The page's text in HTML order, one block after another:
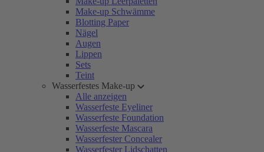
Make-up Schwämme
Blotting Paper
Nägel
Augen
Lippen
Sets
Teint
Wasserfestes Make-up
Alle anzeigen
Wasserfeste Eyeliner
Wasserfeste Foundation
Wasserfeste Mascara
Wasserfester Concealer
Wasserfester Lidschatten